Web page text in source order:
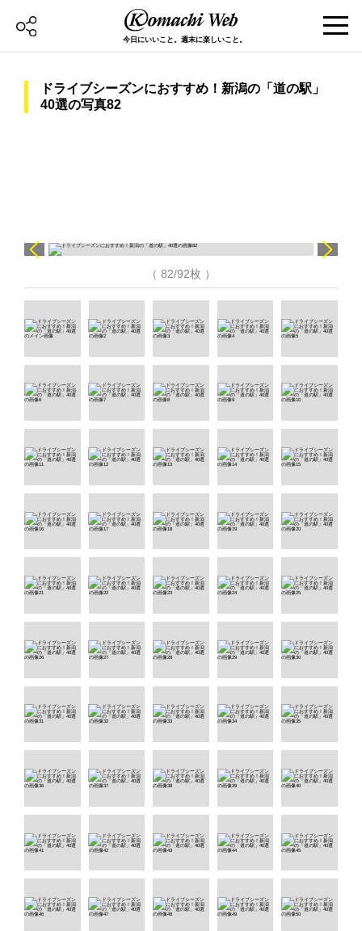
今日にいいこと。週末に楽しいこと。
ドライブシーズンにおすすめ！新潟の「道の駅」
40選の写真82
（ 82/92枚 ）